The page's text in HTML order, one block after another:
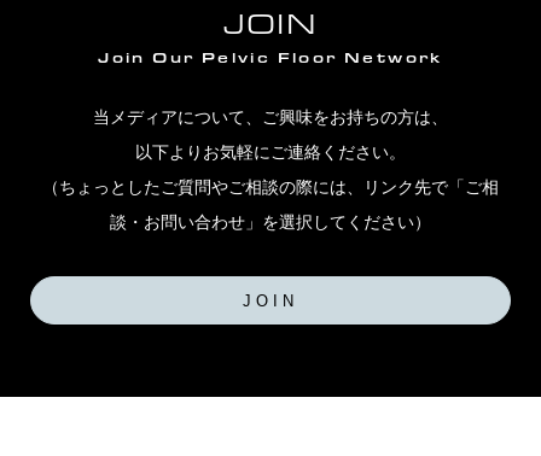
JOIN
Join Our Pelvic Floor Network
当メディアについて、ご興味をお持ちの方は、
以下よりお気軽にご連絡ください。
（ちょっとしたご質問やご相談の際には、リンク先で「ご相
談・お問い合わせ」を選択してください）
JOIN